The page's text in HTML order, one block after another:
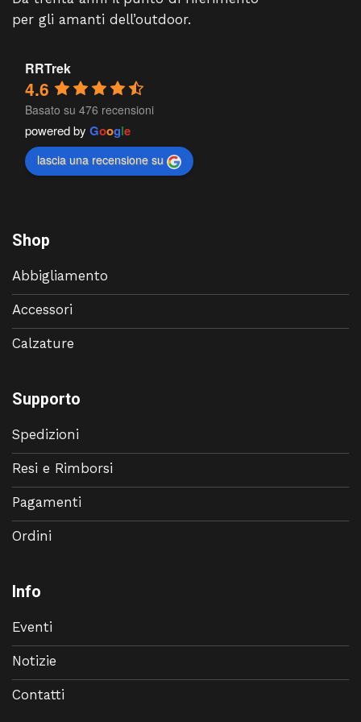
per gli amanti dell’outdoor.
RRTrek
4.6
Basato su 476 recensioni
powered by Google
lascia una recensione su
Shop
Abbigliamento
Accessori
Calzature
Supporto
Spedizioni
Resi e Rimborsi
Pagamenti
Ordini
Info
Eventi
Notizie
Contatti